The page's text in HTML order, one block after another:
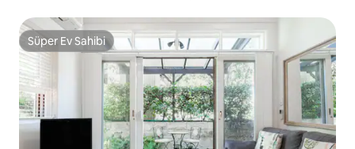
Süper Ev Sahibi
Süper Ev Sahibi